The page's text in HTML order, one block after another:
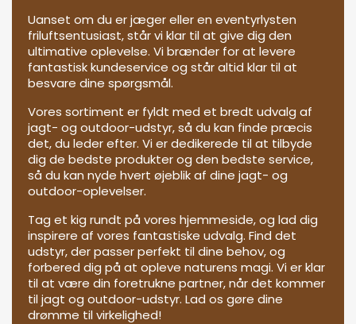
Uanset om du er jæger eller en eventyrlysten
friluftsentusiast, står vi klar til at give dig den
ultimative oplevelse. Vi brænder for at levere
fantastisk kundeservice og står altid klar til at
besvare dine spørgsmål.
Vores sortiment er fyldt med et bredt udvalg af
jagt- og outdoor-udstyr, så du kan finde præcis
det, du leder efter. Vi er dedikerede til at tilbyde
dig de bedste produkter og den bedste service,
så du kan nyde hvert øjeblik af dine jagt- og
outdoor-oplevelser.
Tag et kig rundt på vores hjemmeside, og lad dig
inspirere af vores fantastiske udvalg. Find det
udstyr, der passer perfekt til dine behov, og
forbered dig på at opleve naturens magi. Vi er klar
til at være din foretrukne partner, når det kommer
til jagt og outdoor-udstyr. Lad os gøre dine
drømme til virkelighed!